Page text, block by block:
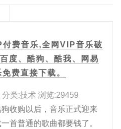
费音乐,全网VIP音乐破
度、酷狗、酷我、网易
费直接下载。
类:技术 浏览:29459
收购以后，音乐正式迎来
首普通的歌曲都要钱了。